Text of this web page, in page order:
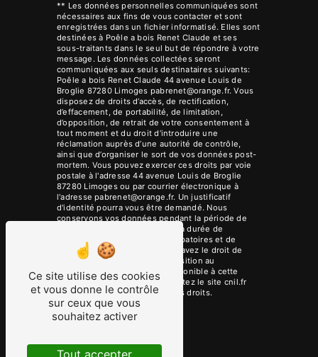
** Les données personnelles communiquées sont
nécessaires aux fins de vous contacter et sont
enregistrées dans un fichier informatisé. Elles sont
destinées à Poêle a bois Renet Claude et ses
sous-traitants dans le seul but de répondre à votre
message. Les données collectées seront
communiquées aux seuls destinataires suivants:
Poêle a bois Renet Claude 44 avenue Louis de
Broglie 87280 Limoges pabrenet@orange.fr. Vous
disposez de droits d’accès, de rectification,
d’effacement, de portabilité, de limitation,
d’opposition, de retrait de votre consentement à
tout moment et du droit d’introduire une
réclamation auprès d’une autorité de contrôle,
ainsi que d’organiser le sort de vos données post-
mortem. Vous pouvez exercer ces droits par voie
postale à l'adresse 44 avenue Louis de Broglie
87280 Limoges ou par courrier électronique à
l'adresse pabrenet@orange.fr. Un justificatif
d'identité pourra vous être demandé. Nous
conservons vos données pendant la période de
prise de contact puis pendant la durée de
prescription légale aux fins probatoires et de
gestion des contentieux. Vous avez le droit de
vous inscrire sur la liste d'opposition au
démarchage téléphonique, disponible à cette
adresse:Bloctel.gouv.fr. Consultez le site cnil.fr
pour plus d’informations sur vos droits.
Ce site utilise des cookies
et vous donne le contrôle
sur ceux que vous
souhaitez activer
Tout accepter